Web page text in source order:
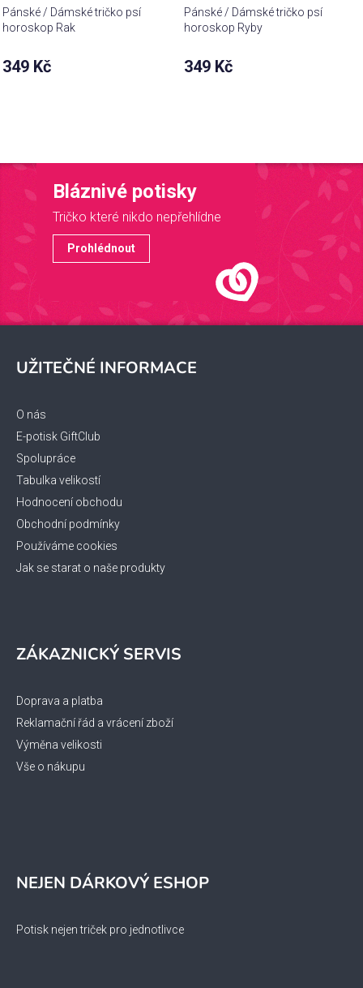
Pánské / Dámské tričko psí
horoskop Rak
349 Kč
Pánské / Dámské tričko psí
horoskop Ryby
349 Kč
Bláznivé potisky
Tričko které nikdo nepřehlídne
Prohlédnout
UŽITEČNÉ INFORMACE
O nás
E-potisk GiftClub
Spolupráce
Tabulka velikostí
Hodnocení obchodu
Obchodní podmínky
Používáme cookies
Jak se starat o naše produkty
ZÁKAZNICKÝ SERVIS
Doprava a platba
Reklamační řád a vrácení zboží
Výměna velikosti
Vše o nákupu
NEJEN DÁRKOVÝ ESHOP
Potisk nejen triček pro jednotlivce